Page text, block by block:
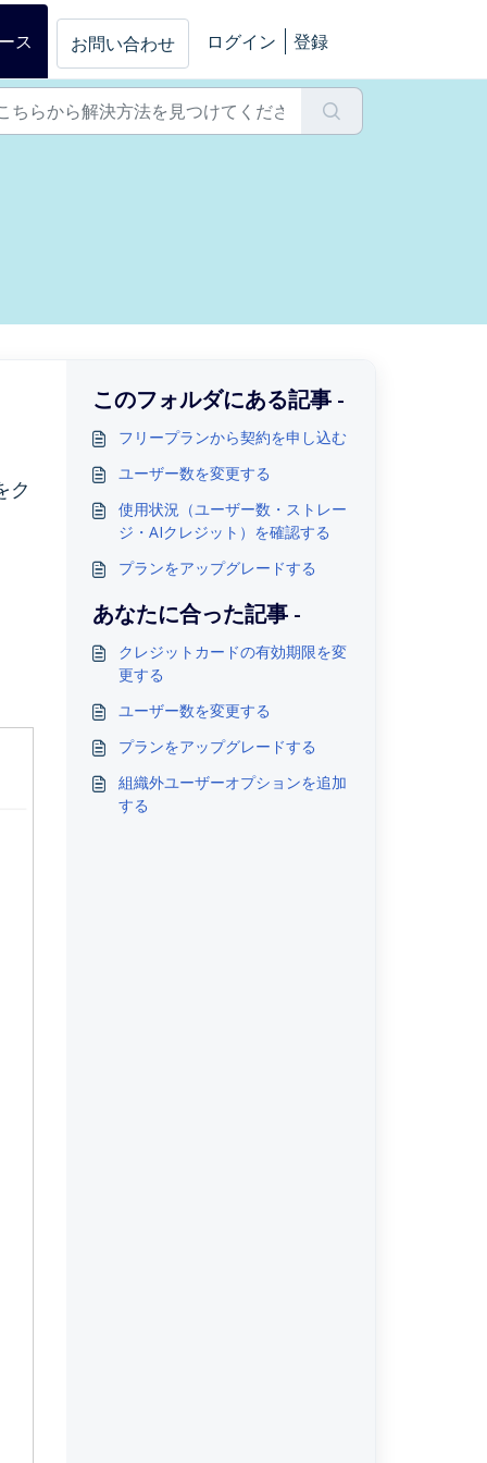
ス お問い合わせ ログイン 登録
ク
このフォルダにある記事 -
フリープランから契約を申し込む
ユーザー数を変更する
使用状況（ユーザー数・ストレー
ジ・AIクレジット）を確認する
プランをアップグレードする
あなたに合った記事 -
クレジットカードの有効期限を変
更する
ユーザー数を変更する
プランをアップグレードする
組織外ユーザーオプションを追加
する